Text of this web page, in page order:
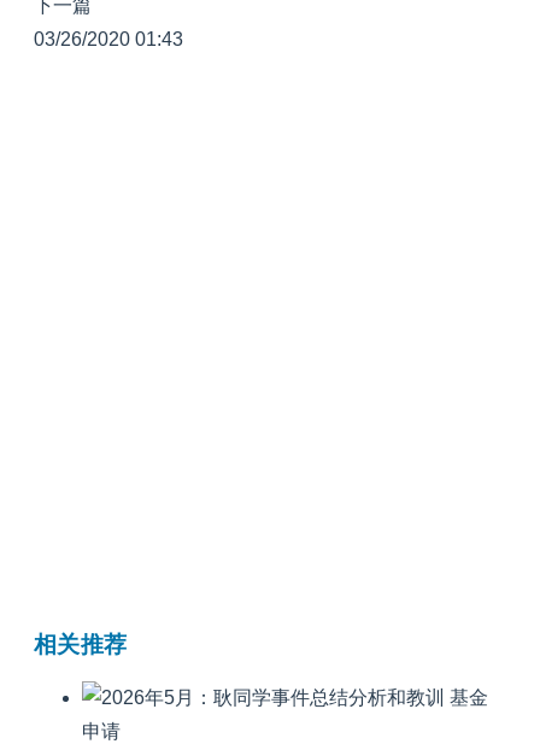
下一篇
03/26/2020 01:43
相关推荐
基金
申请